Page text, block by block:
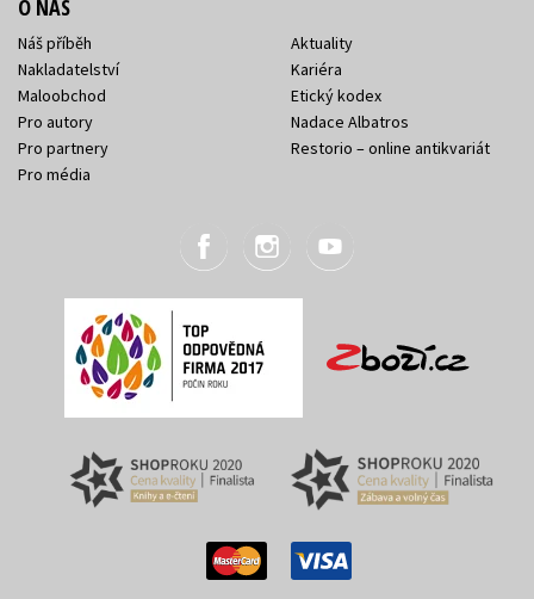
O NÁS
Náš příběh
Nakladatelství
Maloobchod
Pro autory
Pro partnery
Pro média
Aktuality
Kariéra
Etický kodex
Nadace Albatros
Restorio – online antikvariát